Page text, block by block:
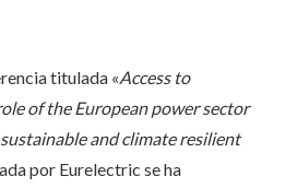
titulada «Access to
of the European power sector
and climate resilient
por Eurelectric se ha